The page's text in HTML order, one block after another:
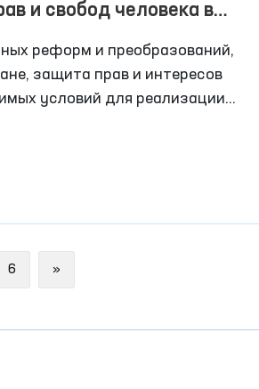
и свобод человека в
реформ и преобразований,
защита прав и интересов
условий для реализации
Основная цель реформ
усилий и возможностей всего
6 »